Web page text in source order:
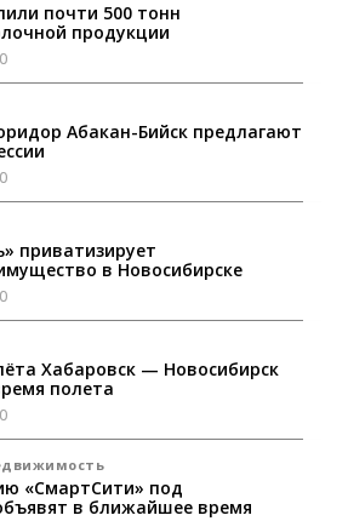
почти 500 тонн
продукции
Абакан-Бийск предлагают
приватизирует
в Новосибирске
Хабаровск — Новосибирск
полета
«СмартСити» под
в ближайшее время